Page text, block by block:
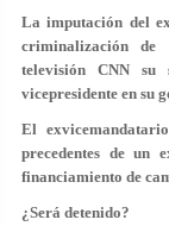
La imputación del
criminalización
televisión CNN su
vicepresidente en su
El
precedentes de un
financiamiento de
¿Será detenido?